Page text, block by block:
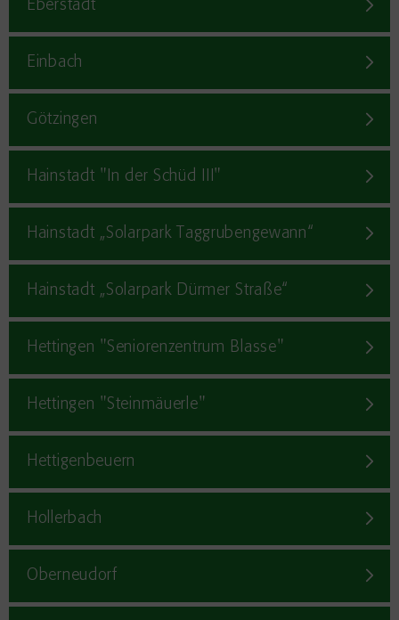
Eberstadt
Einbach
Götzingen
Hainstadt "In der Schüd III"
Hainstadt „Solarpark Taggrubengewann“
Hainstadt „Solarpark Dürmer Straße“
Hettingen "Seniorenzentrum Blasse"
Hettingen "Steinmäuerle"
Hettigenbeuern
Hollerbach
Oberneudorf